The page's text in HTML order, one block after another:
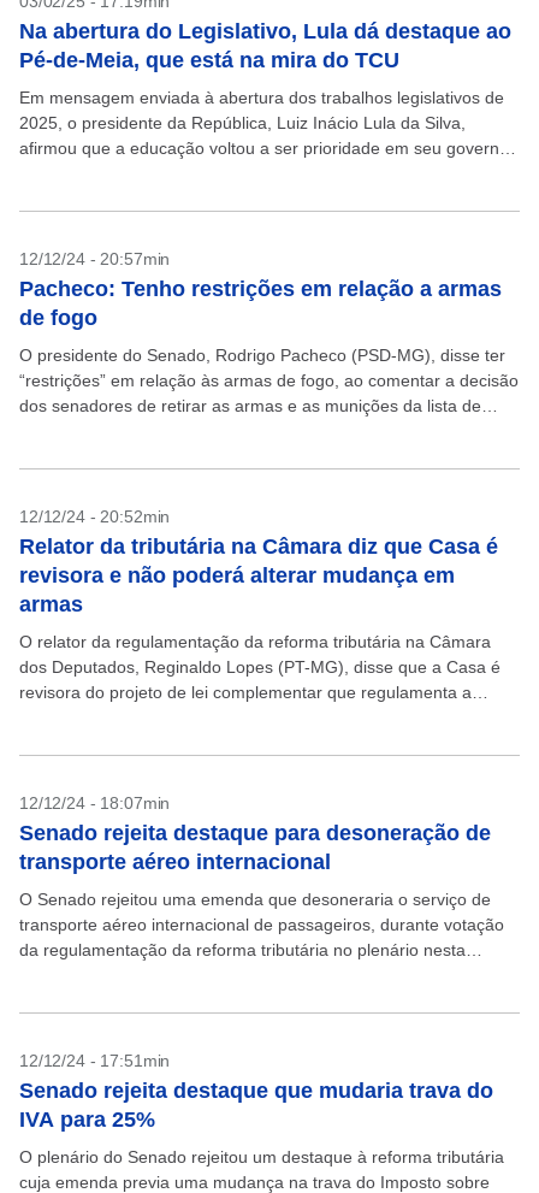
Na abertura do Legislativo, Lula dá destaque ao
Pé-de-Meia, que está na mira do TCU
Em mensagem enviada à abertura dos trabalhos legislativos de
2025, o presidente da República, Luiz Inácio Lula da Silva,
afirmou que a educação voltou a ser prioridade em seu governo.
12/12/24 - 20:57min
Pacheco: Tenho restrições em relação a armas
de fogo
O presidente do Senado, Rodrigo Pacheco (PSD-MG), disse ter
“restrições” em relação às armas de fogo, ao comentar a decisão
dos senadores de retirar as armas e as munições da lista de
12/12/24 - 20:52min
Relator da tributária na Câmara diz que Casa é
revisora e não poderá alterar mudança em
armas
O relator da regulamentação da reforma tributária na Câmara
dos Deputados, Reginaldo Lopes (PT-MG), disse que a Casa é
revisora do projeto de lei complementar que regulamenta a
12/12/24 - 18:07min
Senado rejeita destaque para desoneração de
transporte aéreo internacional
O Senado rejeitou uma emenda que desoneraria o serviço de
transporte aéreo internacional de passageiros, durante votação
da regulamentação da reforma tributária no plenário nesta
12/12/24 - 17:51min
Senado rejeita destaque que mudaria trava do
IVA para 25%
O plenário do Senado rejeitou um destaque à reforma tributária
cuja emenda previa uma mudança na trava do Imposto sobre